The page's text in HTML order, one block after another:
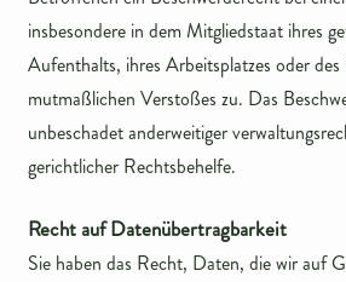
insbesondere in dem Mitgliedstaat ihres
Aufenthalts, ihres Arbeitsplatzes oder
mutmaßlichen Verstoßes zu. Das
unbeschadet anderweitiger
gerichtlicher Rechtsbehelfe.
Recht auf Datenübertragbarkeit
Sie haben das Recht, Daten, die wir auf